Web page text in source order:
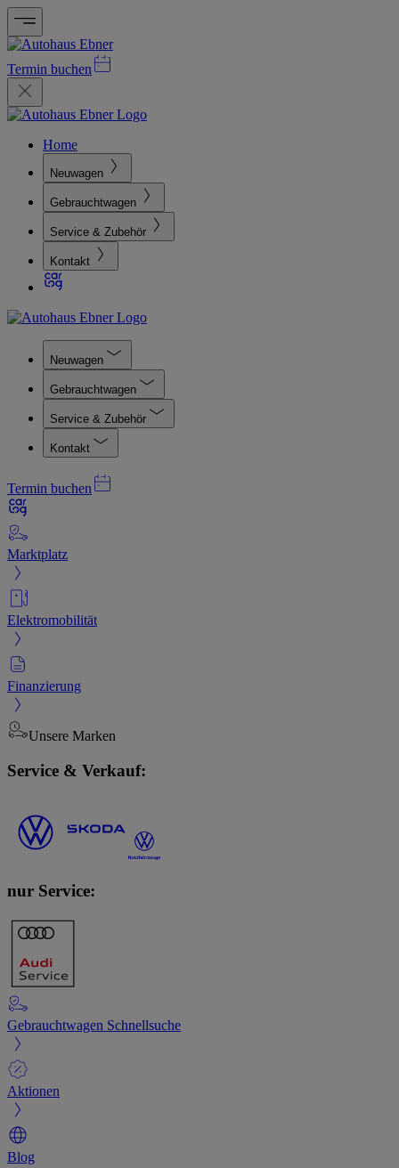
Termin buchen
Home
Neuwagen
Gebrauchtwagen
Service & Zubehör
Kontakt
Neuwagen
Gebrauchtwagen
Service & Zubehör
Kontakt
Termin buchen
Marktplatz
Elektromobilität
Finanzierung
Unsere Marken
Service & Verkauf:
nur Service:
Gebrauchtwagen Schnellsuche
Aktionen
Blog